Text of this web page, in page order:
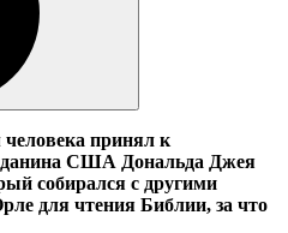
принял к
США Дональда Джея
собирался с другими
для чтения Библии, за что